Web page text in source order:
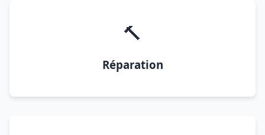
🔨
Réparation